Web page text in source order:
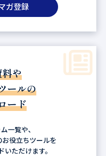
ガ登録
や
ールの
ード
一覧や、
役立ちツールを
ただけます。